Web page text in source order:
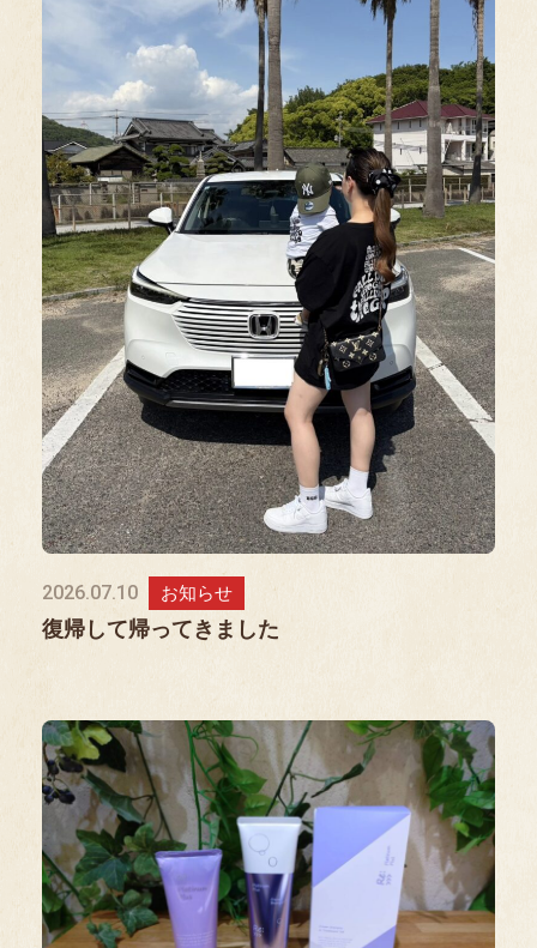
2026.07.10 お知らせ
復帰して帰ってきました